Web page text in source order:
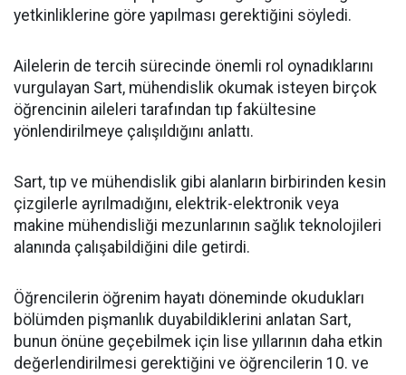
yetkinliklerine göre yapılması gerektiğini söyledi.
Ailelerin de tercih sürecinde önemli rol oynadıklarını
vurgulayan Sart, mühendislik okumak isteyen birçok
öğrencinin aileleri tarafından tıp fakültesine
yönlendirilmeye çalışıldığını anlattı.
Sart, tıp ve mühendislik gibi alanların birbirinden kesin
çizgilerle ayrılmadığını, elektrik-elektronik veya
makine mühendisliği mezunlarının sağlık teknolojileri
alanında çalışabildiğini dile getirdi.
Öğrencilerin öğrenim hayatı döneminde okudukları
bölümden pişmanlık duyabildiklerini anlatan Sart,
bunun önüne geçebilmek için lise yıllarının daha etkin
değerlendirilmesi gerektiğini ve öğrencilerin 10. ve